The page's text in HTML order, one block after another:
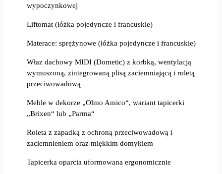
wypoczynkowej
Liftomat (łóżka pojedyncze i francuskie)
Materace: sprężynowe (łóżka pojedyncze i francuskie)
Właz dachowy MIDI (Dometic) z korbką, wentylacją
wymuszoną, zintegrowaną plisą zaciemniającą i roletą
przeciwowadową
Meble w dekorze „Olmo Amico“, wariant tapicerki
„Brixen“ lub „Parma“
Roleta z zapadką z ochroną przeciwowadową i
zaciemnieniem oraz miękkim domykiem
Tapicerka oparcia uformowana ergonomicznie